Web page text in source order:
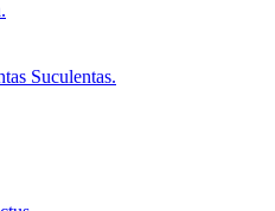
Suculentas.